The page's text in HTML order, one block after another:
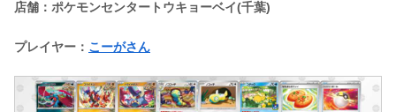
店舗：ポケモンセンタートウキョーベイ(千葉)
プレイヤー： こーがさん